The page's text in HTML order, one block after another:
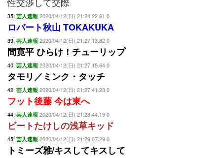
35: 芸人速報 2020/04/12(日) 21:24:22.61 0
ロバート秋山 TOKAKUKA
39: 芸人速報 2020/04/12(日) 21:27:13.82 0
間寛平 ひらけ！チューリップ
40: 芸人速報 2020/04/12(日) 21:27:18.64 0
タモリ／ミンク・タッチ
42: 芸人速報 2020/04/12(日) 21:27:41.23 0
フット後藤 今は東へ
44: 芸人速報 2020/04/12(日) 21:28:44.19 0
ビートたけしの浅草キッド
45: 芸人速報 2020/04/12(日) 21:29:07.29 0
トミーズ雅/キスしてキスして